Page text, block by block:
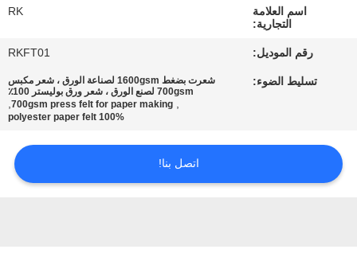
الجودة
أخبار
اسم العلامة
التجارية:
RK
رقم الموديل: RKFT01
تسليط الضوء:
شعرت بضغط 1600gsm لصناعة الورق ، شعر مكبس
700gsm لصنع الورق ، شعر ورق بوليستر 100٪
,
700gsm press felt for paper making
,
100% polyester paper felt
اتصل بنا!